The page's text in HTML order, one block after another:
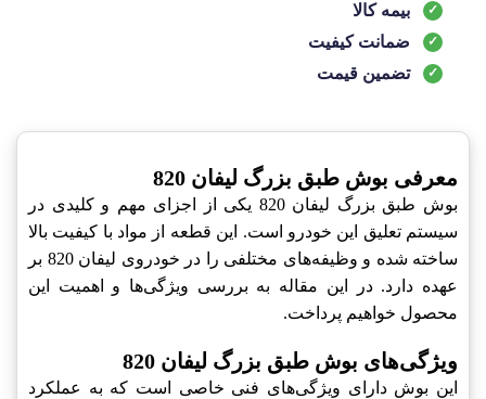
بیمه کالا
ضمانت کیفیت
تضمین قیمت
معرفی بوش طبق بزرگ لیفان 820
بوش طبق بزرگ لیفان 820 یکی از اجزای مهم و کلیدی در
سیستم تعلیق این خودرو است. این قطعه از مواد با کیفیت بالا
ساخته شده و وظیفه‌های مختلفی را در خودروی لیفان 820 بر
عهده دارد. در این مقاله به بررسی ویژگی‌ها و اهمیت این
محصول خواهیم پرداخت.
ویژگی‌های بوش طبق بزرگ لیفان 820
این بوش دارای ویژگی‌های فنی خاصی است که به عملکرد